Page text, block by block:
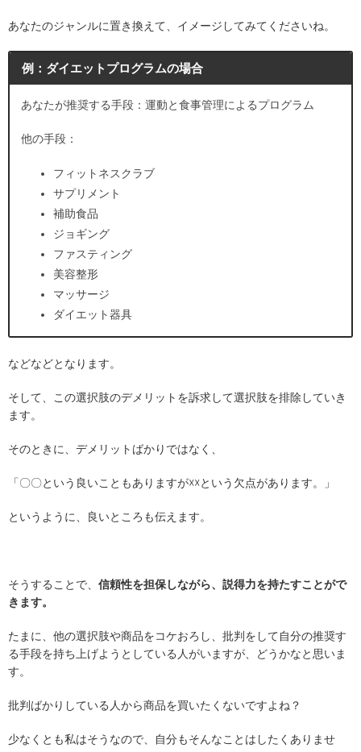
あなたのジャンルに置き換えて、イメージしてみてくださいね。
例：ダイエットプログラムの場合
あなたが推奨する手段：運動と食事管理によるプログラム
他の手段：
フィットネスクラブ
サプリメント
補助食品
ジョギング
ファスティング
美容整形
マッサージ
ダイエット器具
などなどとなります。
そして、この選択肢のデメリットを訴求して選択肢を排除していき
ます。
そのときに、デメリットばかりではなく、
「〇〇という良いこともありますが☓☓という欠点があります。」
というように、良いところも伝えます。
そうすることで、 信頼性を担保しながら、説得力を持たすことがで
きます。
たまに、他の選択肢や商品をコケおろし、批判をして自分の推奨す
る手段を持ち上げようとしている人がいますが、どうかなと思いま
す。
批判ばかりしている人から商品を買いたくないですよね？
少なくとも私はそうなので、自分もそんなことはしたくありませ